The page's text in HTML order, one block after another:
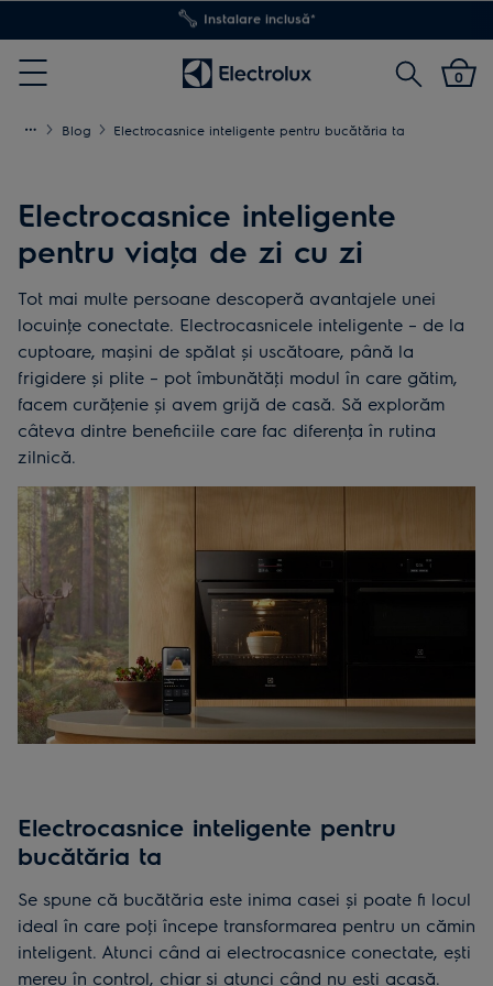
Transport inclus pentru comenzi >4.999 lei
Menu
Cautare0
Blog Electrocasnice inteligente pentru bucătăria ta
Electrocasnice inteligente
pentru viaţa de zi cu zi
Tot mai multe persoane descoperă avantajele unei
locuinţe conectate. Electrocasnicele inteligente – de la
cuptoare, mașini de spălat și uscătoare, până la
frigidere și plite – pot îmbunătăţi modul în care gătim,
facem curăţenie și avem grijă de casă. Să explorăm
câteva dintre beneficiile care fac diferenţa în rutina
zilnică.
Electrocasnice inteligente pentru
bucătăria ta
Se spune că bucătăria este inima casei și poate fi locul
ideal în care poţi începe transformarea pentru un cămin
inteligent. Atunci când ai electrocasnice conectate, ești
mereu în control, chiar și atunci când nu ești acasă.